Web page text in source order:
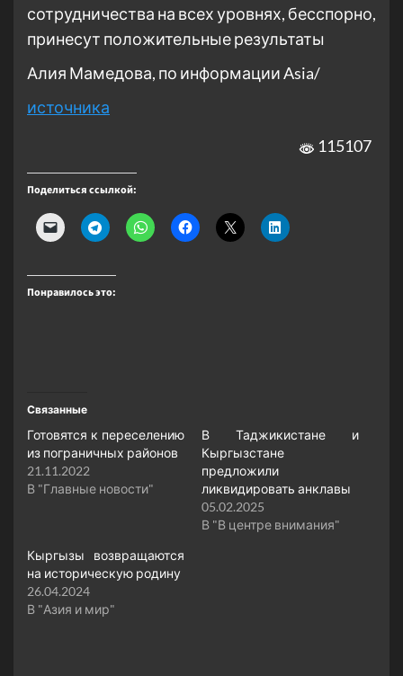
сотрудничества на всех уровнях, бесспорно,
принесут положительные результаты
Алия Мамедова, по информации Asia/
источника
115107
Поделиться ссылкой:
Понравилось это:
Связанные
Готовятся к переселению
из пограничных районов
21.11.2022
В "Главные новости"
В Таджикистане и
Кыргызстане
предложили
ликвидировать анклавы
05.02.2025
В "В центре внимания"
Кыргызы возвращаются
на историческую родину
26.04.2024
В "Азия и мир"